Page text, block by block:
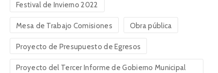
Festival de Invierno 2022
Mesa de Trabajo Comisiones Obra pública
Proyecto de Presupuesto de Egresos
Proyecto del Tercer Informe de Gobierno Municipal